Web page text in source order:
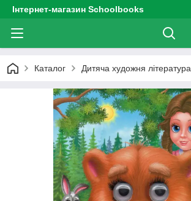
Інтернет-магазин Schoolbooks
Каталог Дитяча художня література